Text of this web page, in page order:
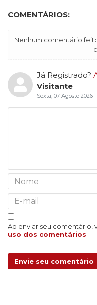
COMENTÁRIOS:
Nenhum comentário
Já Registrado?
Visitante
Sexta, 07 Agosto 2026
Ao enviar seu comentário,
uso dos comentários.
Envie seu comentário